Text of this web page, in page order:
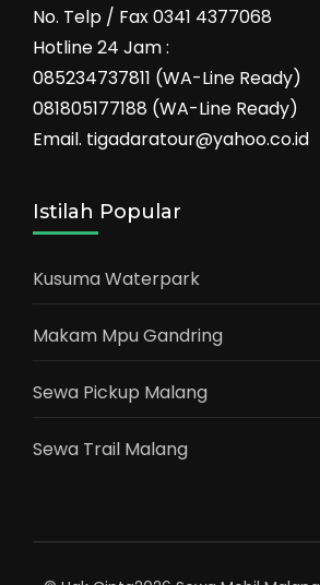
No. Telp / Fax 0341 4377068
Hotline 24 Jam :
085234737811 (WA-Line Ready)
081805177188 (WA-Line Ready)
Email. tigadaratour@yahoo.co.id
Istilah Popular
Kusuma Waterpark
Makam Mpu Gandring
Sewa Pickup Malang
Sewa Trail Malang